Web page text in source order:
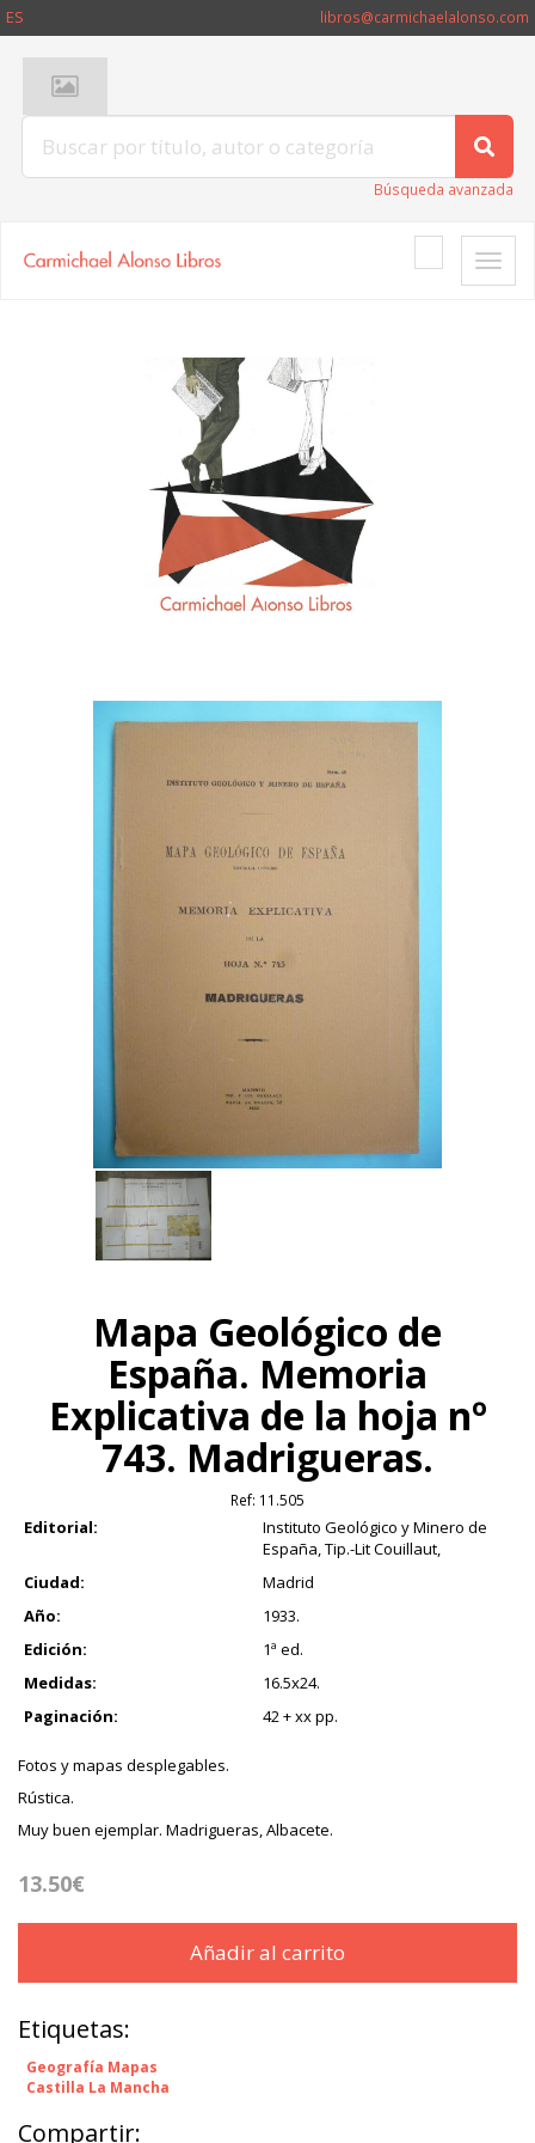
ES libros@carmichaelalonso.com
Búsqueda avanzada
Toggle
Mapa Geológico de
España. Memoria
Explicativa de la hoja nº
743. Madrigueras.
Ref: 11.505
Editorial:
Instituto Geológico y Minero de
España, Tip.-Lit Couillaut,
Ciudad:
Madrid
Año:
1933.
Edición:
1ª ed.
Medidas:
16.5x24.
Paginación:
42 + xx pp.
Fotos y mapas desplegables.
Rústica.
Muy buen ejemplar. Madrigueras, Albacete.
13.50€
Añadir al carrito
Etiquetas:
Geografía Mapas
Castilla La Mancha
Compartir: